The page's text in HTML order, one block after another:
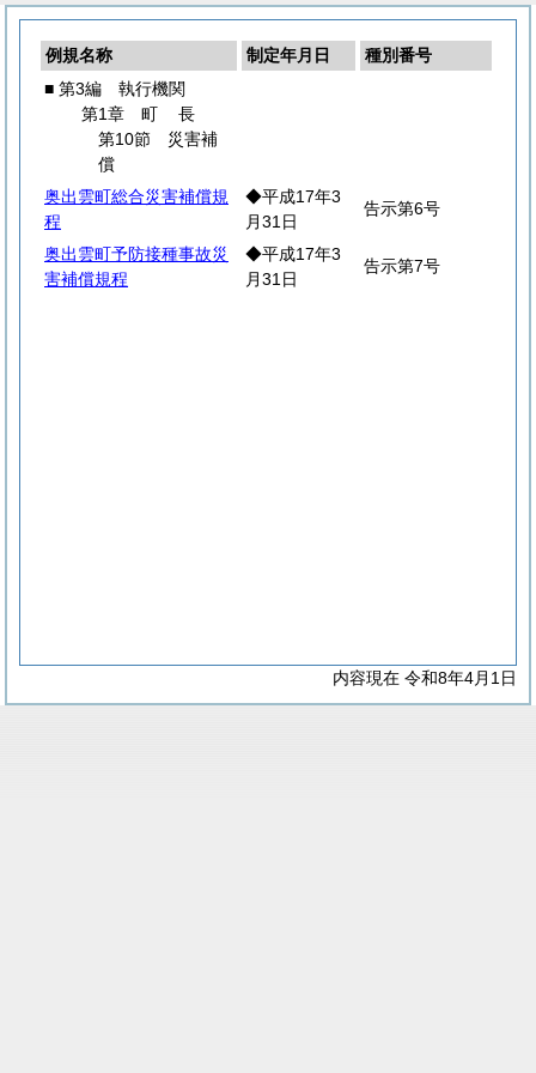
例規名称 制定年月日
種別番号
■ 第3編 執行機関
第1章 町長
第10節 災害補
償
奥出雲町総合災害補償規
程
◆平成17年3
月31日
告示第6号
奥出雲町予防接種事故災
害補償規程
◆平成17年3
月31日
告示第7号
内容現在 令和8年4月1日